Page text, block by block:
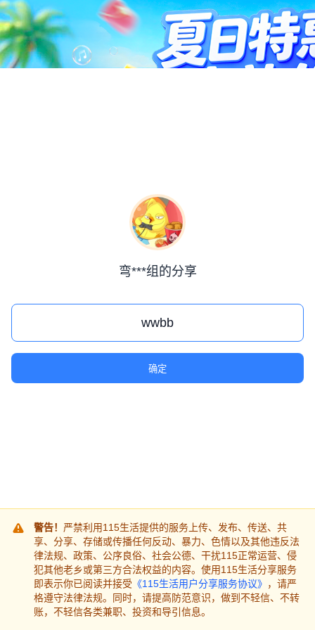
弯***组的分享
确定
警告！ 严禁利用115生活提供的服务上传、发布、传送、共
享、分享、存储或传播任何反动、暴力、色情以及其他违反法
律法规、政策、公序良俗、社会公德、干扰115正常运营、侵
犯其他老乡或第三方合法权益的内容。使用115生活分享服务
即表示你已阅读并接受 《115生活用户分享服务协议》 ，请严
格遵守法律法规。同时，请提高防范意识，做到不轻信、不转
账，不轻信各类兼职、投资和导引信息。